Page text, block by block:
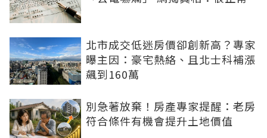
北市成交低迷房價卻創新高？專家
曝主因：豪宅熱絡、且北士科補漲
飆到160萬
別急著放棄！房產專家提醒：老房
符合條件有機會提升土地價值